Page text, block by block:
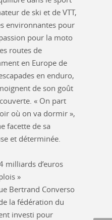
de ski et de VTT,
environnantes pour
pour la moto
routes de
en Europe de
en enduro,
de son goût
« On part
où on va dormir »,
facette de sa
et déterminée.
milliards d’euros
»
Bertrand Converso
la fédération du
investi pour